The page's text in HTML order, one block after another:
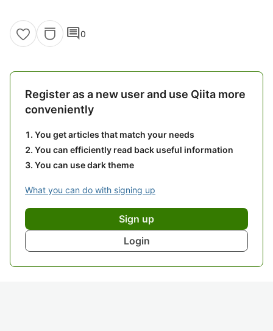
comment0
Register as a new user and use Qiita more
conveniently
You get articles that match your needs
You can efficiently read back useful information
You can use dark theme
What you can do with signing up
Sign up
Login